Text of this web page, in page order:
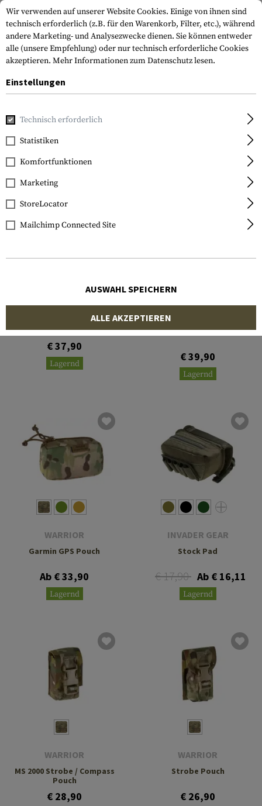
Home Tactical Gear
FILTER
BLUE FORCE GEAR
Ten-Speed Pouch for
Marco Dispenser
€ 37,90
Lagernd
Detonator Pouch
€ 39,90
Lagernd
WARRIOR
Garmin GPS Pouch
Ab € 33,90
Lagernd
INVADER GEAR
Stock Pad
€ 17,90 Ab € 16,11
Lagernd
WARRIOR
MS 2000 Strobe / Compass
Pouch
€ 28,90
WARRIOR
Strobe Pouch
€ 26,90
Wir verwenden auf unserer Website Cookies. Einige von ihnen sind
technisch erforderlich (z.B. für den Warenkorb, Filter, etc.), während
andere Marketing- und Analysezwecke dienen. Sie können entweder
alle (unsere Empfehlung) oder nur technisch erforderliche Cookies
akzeptieren. Mehr Informationen zum Datenschutz lesen.
Einstellungen
Technisch erforderlich
Statistiken
Komfortfunktionen
Marketing
StoreLocator
Mailchimp Connected Site
AUSWAHL SPEICHERN
ALLE AKZEPTIEREN